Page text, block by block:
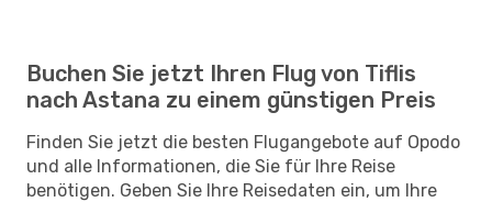
Buchen Sie jetzt Ihren Flug von Tiflis
nach Astana zu einem günstigen Preis
Finden Sie jetzt die besten Flugangebote auf Opodo
und alle Informationen, die Sie für Ihre Reise
benötigen. Geben Sie Ihre Reisedaten ein, um Ihre